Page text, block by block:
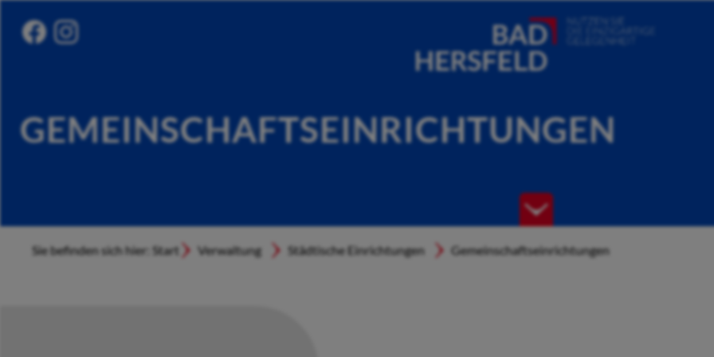
GEMEINSCHAFTSEINRICHTUNGEN
Sie befinden sich hier: Start Verwaltung Städtische Einrichtungen Gemeinschaftseinrichtungen